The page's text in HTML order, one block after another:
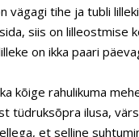
vägagi tihe ja tubli
siis on lilleostmise
on ikka paari
kõige rahulikuma
tüdruksõpra ilusa,
et selline